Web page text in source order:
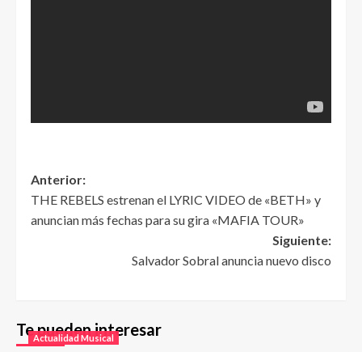
Anterior:
THE REBELS estrenan el LYRIC VIDEO de «BETH» y
anuncian más fechas para su gira «MAFIA TOUR»
Siguiente:
Salvador Sobral anuncia nuevo disco
Te pueden interesar
Actualidad Musical